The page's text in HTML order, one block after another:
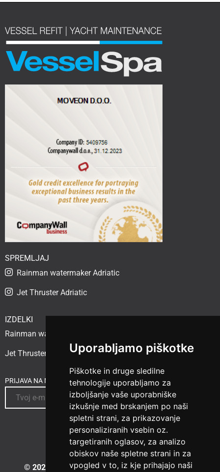
Uporabljamo piškotke
Piškotke in druge sledilne
tehnologije uporabljamo za
izboljšanje vaše uporabniške
izkušnje med brskanjem po naši
spletni strani, za prikazovanje
personaliziranih vsebin oz.
targetiranih oglasov, za analizo
obiskov naše spletne strani in za
vpogled v to, iz kje prihajajo naši
SPREMLJAJ
Rainman watermaker Adriatic
Jet Thruster Adriatic
IZDELKI
Rainman watermaker
Jet Thruster
PRIJAVA NA NOVICE
© 2023 Vesselspa.com |Izdelava spletne strani: